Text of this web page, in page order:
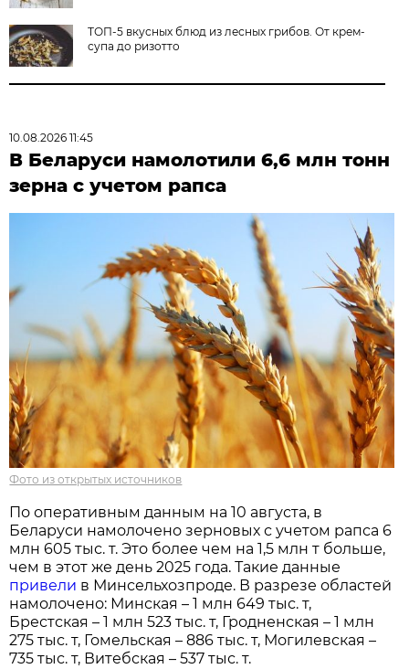
ТОП-5 вкусных блюд из лесных грибов. От крем-
супа до ризотто
10.08.2026 11:45
В Беларуси намолотили 6,6 млн тонн
зерна с учетом рапса
Фото из открытых источников
По оперативным данным на 10 августа, в
Беларуси намолочено зерновых с учетом рапса 6
млн 605 тыс. т. Это более чем на 1,5 млн т больше,
чем в этот же день 2025 года. Такие данные
привели в Минсельхозпроде. В разрезе областей
намолочено: Минская – 1 млн 649 тыс. т,
Брестская – 1 млн 523 тыс. т, Гродненская – 1 млн
275 тыс. т, Гомельская – 886 тыс. т, Могилевская –
735 тыс. т, Витебская – 537 тыс. т.